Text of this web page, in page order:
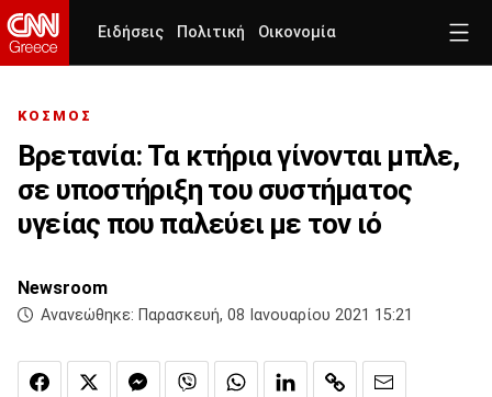
Ειδήσεις Πολιτική Οικονομία
ΚΟΣΜΟΣ
Βρετανία: Τα κτήρια γίνονται μπλε,
σε υποστήριξη του συστήματος
υγείας που παλεύει με τον ιό
Newsroom
Ανανεώθηκε: Παρασκευή, 08 Ιανουαρίου 2021 15:21